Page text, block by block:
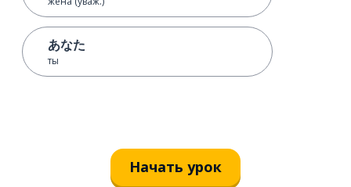
あなた
ты
Начать урок